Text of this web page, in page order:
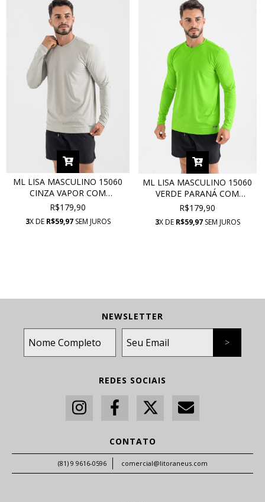
ML LISA MASCULINO 15060
CINZA VAPOR COM
PROTEÇÃO UV
R$179,90
3X DE R$59,97SEM JUROS
ML LISA MASCULINO 15060
VERDE PARANÁ COM
PROTEÇÃO UV
R$179,90
3X DE R$59,97SEM JUROS
NEWSLETTER
REDES SOCIAIS
CONTATO
(81) 9 9616-0596 comercial@litoraneus.com